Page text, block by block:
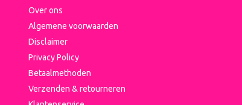
Over ons
Algemene voorwaarden
Disclaimer
Privacy Policy
Betaalmethoden
Verzenden & retourneren